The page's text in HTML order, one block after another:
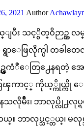
2021 Author
ျပီး သင့္စိတ္ဝိဉာဥ္က
ေဖြလိုက္ပါ တခါတ
စဥ္ၾကံဳေတြ႕ေနရတဲ့ အ
ေၾကာင့္ ကိုယ့္ကိုယ္ကို
နသလိုမ်ိဳး၊ ဘာလုပ္လို႕လု
တယ္။ ဘာလုပ္သင့္တယ္၊ မ